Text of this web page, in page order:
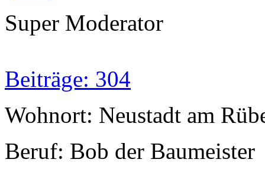
Super Moderator
Beiträge: 304
Wohnort: Neustadt am
Beruf: Bob der Baumeister